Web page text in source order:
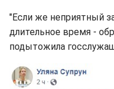
"Если же неприятный
длительное время -
подытожила